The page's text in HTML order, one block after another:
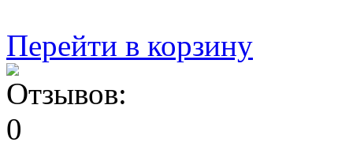
Перейти в корзину